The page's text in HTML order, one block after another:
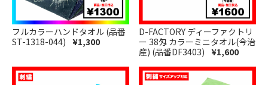
フルカラーハンドタオル (品番
ST-1318-044) ¥1,300
D-FACTORY ディーファクトリ
ー 38匁 カラーミニタオル(今治
産) (品番DF3403) ¥1,600